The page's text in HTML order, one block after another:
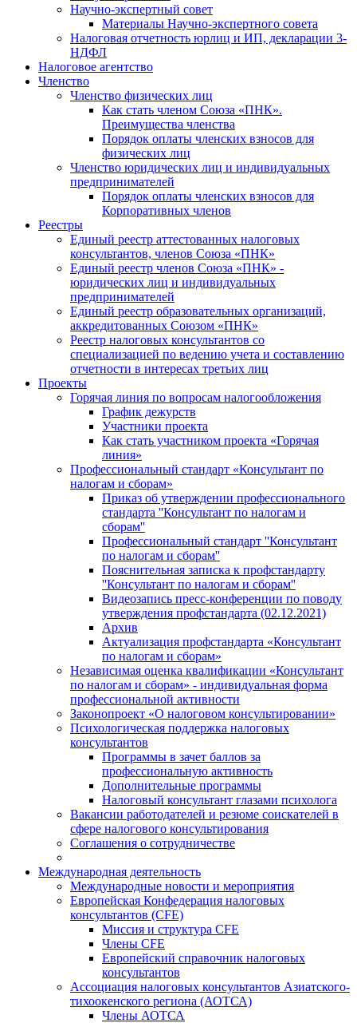
Научно-экспертный совет
Материалы Научно-экспертного совета
Налоговая отчетность юрлиц и ИП, декларации 3-
НДФЛ
Налоговое агентство
Членство
Членство физических лиц
Как стать членом Союза «ПНК».
Преимущества членства
Порядок оплаты членских взносов для
физических лиц
Членство юридических лиц и индивидуальных
предпринимателей
Порядок оплаты членских взносов для
Корпоративных членов
Реестры
Единый реестр аттестованных налоговых
консультантов, членов Союза «ПНК»
Единый реестр членов Союза «ПНК» -
юридических лиц и индивидуальных
предпринимателей
Единый реестр образовательных организаций,
аккредитованных Союзом «ПНК»
Реестр налоговых консультантов со
специализацией по ведению учета и составлению
отчетности в интересах третьих лиц
Проекты
Горячая линия по вопросам налогообложения
График дежурств
Участники проекта
Как стать участником проекта «Горячая
линия»
Профессиональный стандарт «Консультант по
налогам и сборам»
Приказ об утверждении профессионального
стандарта ''Консультант по налогам и
сборам''
Профессиональный стандарт ''Консультант
по налогам и сборам''
Пояснительная записка к профстандарту
''Консультант по налогам и сборам''
Видеозапись пресс-конференции по поводу
утверждения профстандарта (02.12.2021)
Архив
Актуализация профстандарта «Консультант
по налогам и сборам»
Независимая оценка квалификации «Консультант
по налогам и сборам» - индивидуальная форма
профессиональной активности
Законопроект «О налоговом консультировании»
Психологическая поддержка налоговых
консультантов
Программы в зачет баллов за
профессиональную активность
Дополнительные программы
Налоговый консультант глазами психолога
Вакансии работодателей и резюме соискателей в
сфере налогового консультирования
Соглашения о сотрудничестве
Международная деятельность
Международные новости и мероприятия
Европейская Конфедерация налоговых
консультантов (CFE)
Миссия и структура CFE
Члены CFE
Европейский справочник налоговых
консультантов
Ассоциация налоговых консультантов Азиатского-
тихоокенского региона (АОТСА)
Члены АОТСА